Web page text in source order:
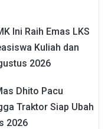
Ini Raih Emas LKS
Kuliah dan
2026
Dhito Pacu
Traktor Siap Ubah
2026